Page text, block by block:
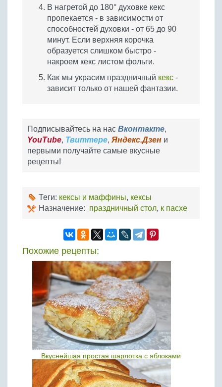
В нагретой до 180° духовке кекс
пропекается - в зависимости от
способностей духовки - от 65 до 90
минут. Если верхняя корочка
образуется слишком быстро -
накроем кекс листом фольги.
Как мы украсим праздничный кекс -
зависит только от нашей фантазии.
Подписывайтесь на нас Вконтакте,
YouTube, Твиттере, Яндекс.Дзен и
первыми получайте самые вкусные
рецепты!
Теги: кексы и маффины, кексы
Назначение: праздничный стол, к пасхе
Похожие рецепты:
Вкуснейшая простая шарлотка с яблоками